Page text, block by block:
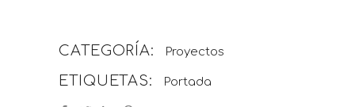
CATEGORÍA: Proyectos
ETIQUETAS: Portada